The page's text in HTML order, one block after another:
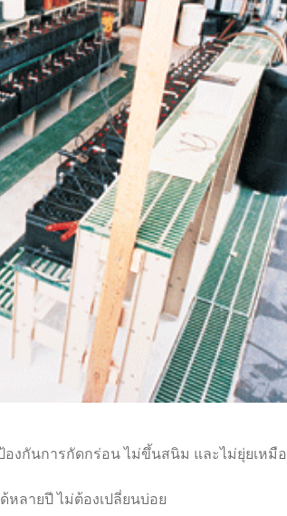
งกันการกัดกร่อน ไม่ขึ้นสนิม และไม่ยุ่ยเหมื
หลายปี ไม่ต้องเปลี่ยนบ่อย